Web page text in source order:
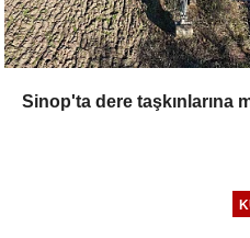
Sinop'ta dere taşkınlarına